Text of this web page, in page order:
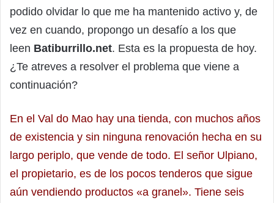
podido olvidar lo que me ha mantenido activo y, de
vez en cuando, propongo un desafío a los que
leen Batiburrillo.net. Esta es la propuesta de hoy.
¿Te atreves a resolver el problema que viene a
continuación?
En el Val do Mao hay una tienda, con muchos años
de existencia y sin ninguna renovación hecha en su
largo periplo, que vende de todo. El señor Ulpiano,
el propietario, es de los pocos tenderos que sigue
aún vendiendo productos «a granel». Tiene seis